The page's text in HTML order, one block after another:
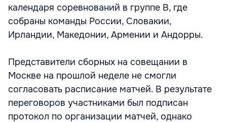
календаря соревнований в группе В, где
собраны команды России, Словакии,
Ирландии, Македонии, Армении и Андорры.
Представители сборных на совещании в
Москве на прошлой неделе не смогли
согласовать расписание матчей. В результате
переговоров участниками был подписан
протокол по организации матчей, однако